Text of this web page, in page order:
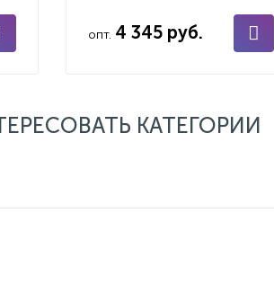
опт. 4 345 руб.
КАТЕГОРИИ